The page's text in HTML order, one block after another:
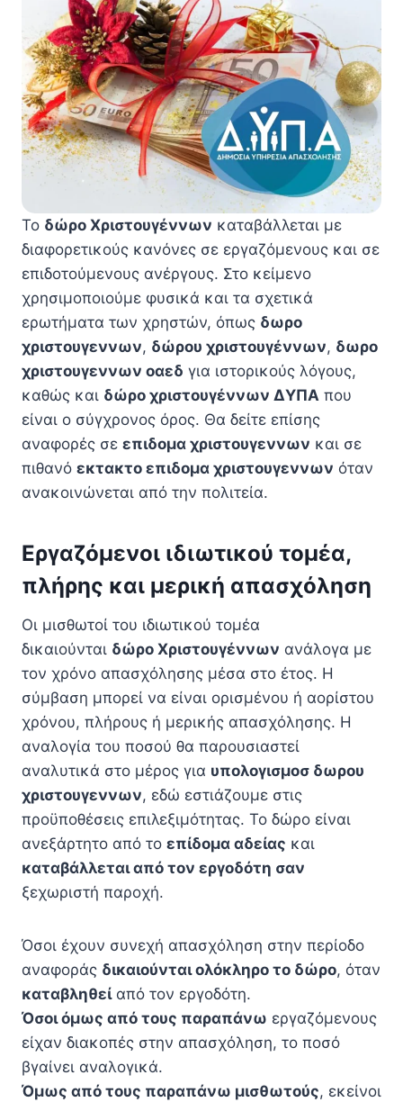
Το δώρο Χριστουγέννων καταβάλλεται με
διαφορετικούς κανόνες σε εργαζόμενους και σε
επιδοτούμενους ανέργους. Στο κείμενο
χρησιμοποιούμε φυσικά και τα σχετικά
ερωτήματα των χρηστών, όπως δωρο
χριστουγεννων, δώρου χριστουγέννων, δωρο
χριστουγεννων οαεδ για ιστορικούς λόγους,
καθώς και δώρο χριστουγέννων ΔΥΠΑ που
είναι ο σύγχρονος όρος. Θα δείτε επίσης
αναφορές σε επιδομα χριστουγεννων και σε
πιθανό εκτακτο επιδομα χριστουγεννων όταν
ανακοινώνεται από την πολιτεία.
Εργαζόμενοι ιδιωτικού τομέα,
πλήρης και μερική απασχόληση
Οι μισθωτοί του ιδιωτικού τομέα
δικαιούνται δώρο Χριστουγέννων ανάλογα με
τον χρόνο απασχόλησης μέσα στο έτος. Η
σύμβαση μπορεί να είναι ορισμένου ή αορίστου
χρόνου, πλήρους ή μερικής απασχόλησης. Η
αναλογία του ποσού θα παρουσιαστεί
αναλυτικά στο μέρος για υπολογισμοσ δωρου
χριστουγεννων, εδώ εστιάζουμε στις
προϋποθέσεις επιλεξιμότητας. Το δώρο είναι
ανεξάρτητο από το επίδομα αδείας και
καταβάλλεται από τον εργοδότη σαν
ξεχωριστή παροχή.
Όσοι έχουν συνεχή απασχόληση στην περίοδο
αναφοράς δικαιούνται ολόκληρο το δώρο, όταν
καταβληθείαπό τον εργοδότη.
Όσοι όμως από τους παραπάνω εργαζόμενους
είχαν διακοπές στην απασχόληση, το ποσό
βγαίνει αναλογικά.
Όμως από τους παραπάνω μισθωτούς, εκείνοι